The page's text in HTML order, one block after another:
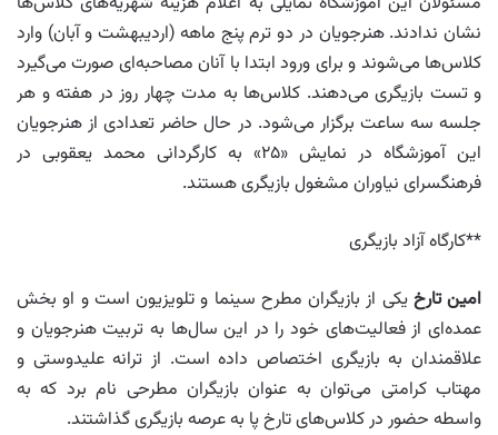
نشان ندادند. هنرجویان در دو ترم پنج ماهه (اردیبهشت و آبان) وارد
کلاس‌ها می‌شوند و برای ورود ابتدا با آنان مصاحبه‌ای صورت می‌گیرد
و تست بازیگری می‌دهند. کلاس‌ها به مدت چهار روز در هفته و هر
جلسه سه ساعت برگزار می‌شود. در حال حاضر تعدادی از هنرجویان
این آموزشگاه در نمایش «۲۵» به کارگردانی محمد یعقوبی در
فرهنگسرای نیاوران مشغول بازیگری هستند.
**کارگاه آزاد بازیگری
امین تارخ یکی از بازیگران مطرح سینما و تلویزیون است و او بخش
عمده‌ای از فعالیت‌های خود را در این سال‌ها به تربیت هنرجویان و
علاقمندان به بازیگری اختصاص داده است. از ترانه علیدوستی و
مهتاب کرامتی می‌توان به عنوان بازیگران مطرحی نام برد که به
واسطه حضور در کلاس‌های تارخ پا به عرصه بازیگری گذاشتند.